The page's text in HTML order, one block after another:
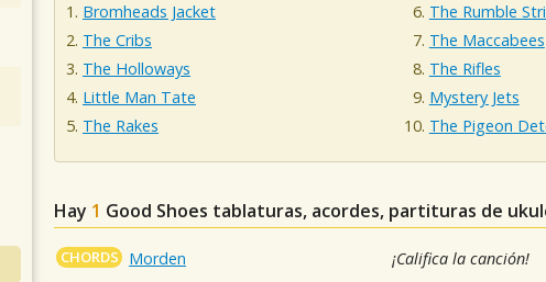
Bromheads Jacket
The Cribs
The Holloways
Little Man Tate
The Rakes
The Rumble
The Maccabees
The Rifles
Mystery Jets
The Pigeon
Hay 1 Good Shoes tablaturas, acordes, partituras de
CHORDS Morden ¡Califica la canción!